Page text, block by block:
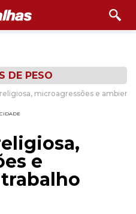
DE PESO
microagressões e
e